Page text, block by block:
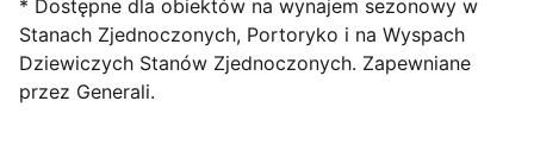
* Dostępne dla obiektów na wynajem sezonowy w
Stanach Zjednoczonych, Portoryko i na Wyspach
Dziewiczych Stanów Zjednoczonych. Zapewniane
przez Generali.